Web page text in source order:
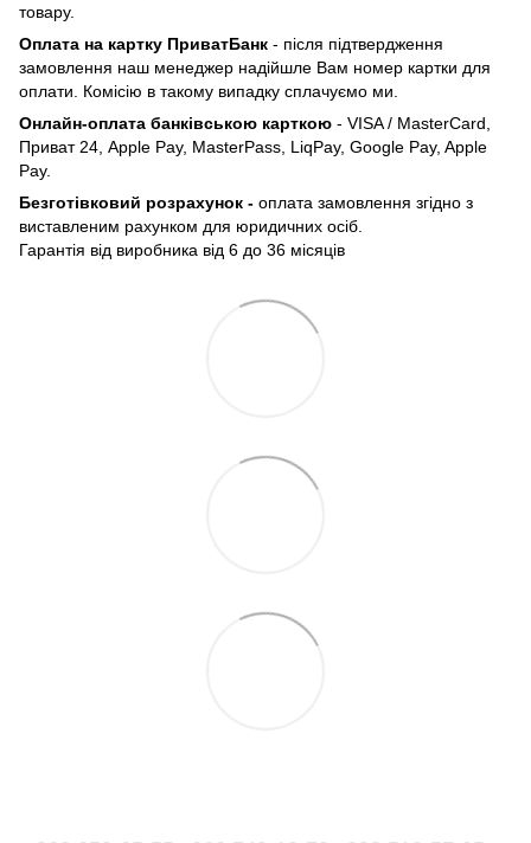
товару.
Оплата на картку ПриватБанк - після підтвердження
замовлення наш менеджер надійшле Вам номер картки для
оплати. Комісію в такому випадку сплачуємо ми.
Онлайн-оплата банківською карткою - VISA / MasterCard,
Приват 24, Apple Pay, MasterPass, LiqPay, Google Pay, Apple
Pay.
Безготівковий розрахунок - оплата замовлення згідно з
виставленим рахунком для юридичних осіб.
Гарантія від виробника від 6 до 36 місяців